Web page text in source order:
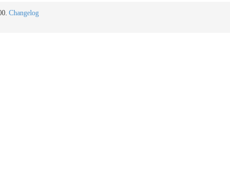
Changelog